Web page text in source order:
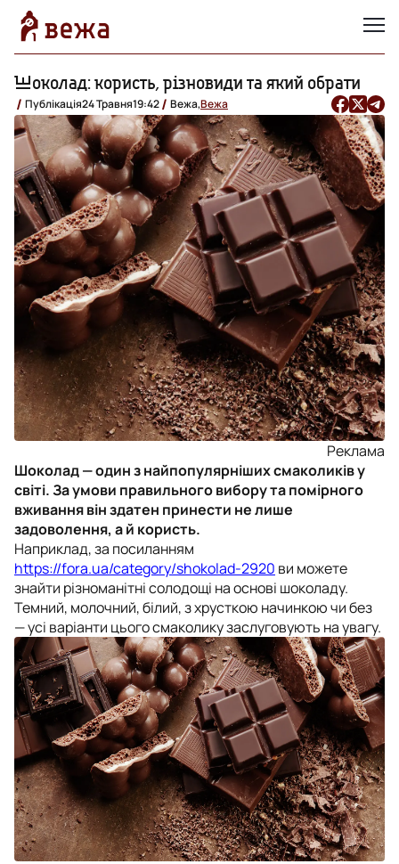
Шоколад: користь, різновиди та який обрати
Публікація24 Травня19:42 Вежа,Вежа
Реклама
Шоколад — один з найпопулярніших смаколиків у
світі. За умови правильного вибору та помірного
вживання він здатен принести не лише
задоволення, а й користь.
Наприклад, за посиланням
https://fora.ua/category/shokolad-2920 ви можете
знайти різноманітні солодощі на основі шоколаду.
Темний, молочний, білий, з хрусткою начинкою чи без
— усі варіанти цього смаколику заслуговують на увагу.